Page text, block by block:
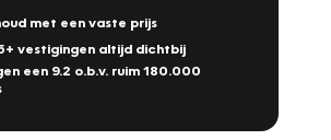
met een vaste prijs
vestigingen altijd dichtbij
een 9.2 o.b.v. ruim 180.000